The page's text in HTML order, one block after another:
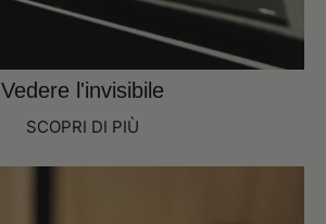
Vedere l'invisibile
SCOPRI DI PIÙ